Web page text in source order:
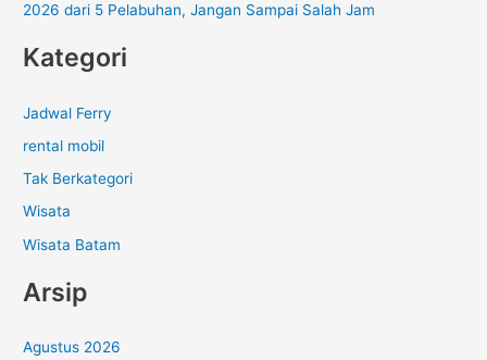
2026 dari 5 Pelabuhan, Jangan Sampai Salah Jam
Kategori
Jadwal Ferry
rental mobil
Tak Berkategori
Wisata
Wisata Batam
Arsip
Agustus 2026